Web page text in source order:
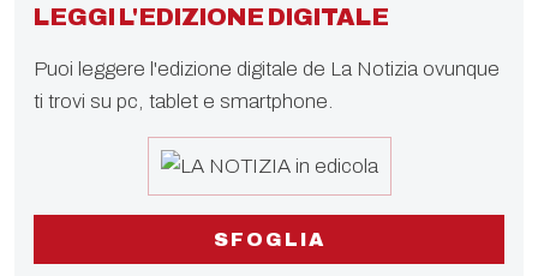
LEGGI L'EDIZIONE DIGITALE
Puoi leggere l'edizione digitale de La Notizia ovunque
ti trovi su pc, tablet e smartphone.
SFOGLIA